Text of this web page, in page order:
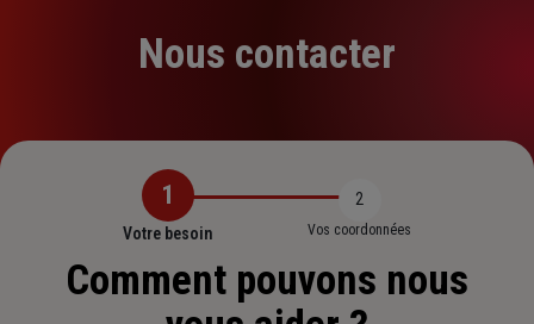
Nous contacter
1
Votre besoin
2
Vos coordonnées
Comment pouvons nous